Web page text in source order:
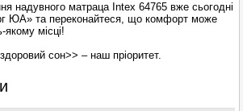
надувного матраца Intex 64765 вже сьогодні
ЮА» та переконайтеся, що комфорт може
місці!
сон>> – наш пріоритет.